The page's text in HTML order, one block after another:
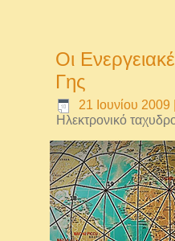
Οι
Γης
21 Ιουνίου 2009
Ηλεκτρονικό